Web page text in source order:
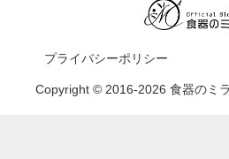
プライバシーポリシー
Copyright © 2016-2026 食器のミ